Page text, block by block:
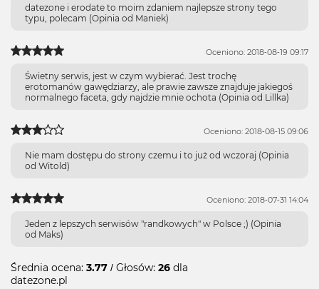
datezone i erodate to moim zdaniem najlepsze strony tego
typu, polecam (Opinia od Maniek)
Oceniono: 2018-08-19 09:17
Świetny serwis, jest w czym wybierać. Jest trochę
erotomanów gawędziarzy, ale prawie zawsze znajduje jakiegoś
normalnego faceta, gdy najdzie mnie ochota (Opinia od Lillka)
Oceniono: 2018-08-15 09:06
Nie mam dostępu do strony czemu i to już od wczoraj (Opinia
od Witold)
Oceniono: 2018-07-31 14:04
Jeden z lepszych serwisów "randkowych" w Polsce ;) (Opinia
od Maks)
Średnia ocena: 3.77 / Głosów: 26 dla
datezone.pl